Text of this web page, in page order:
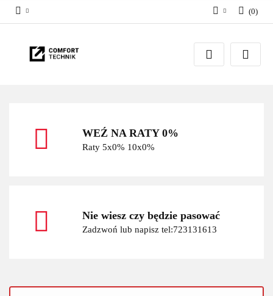
Zaloguj się
Zarejestruj się
(0)
WEŹ NA RATY 0%
Raty 5x0% 10x0%
Nie wiesz czy będzie pasować
Zadzwoń lub napisz tel:723131613